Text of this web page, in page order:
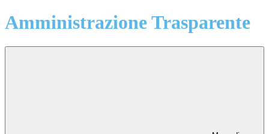
Amministrazione Trasparente